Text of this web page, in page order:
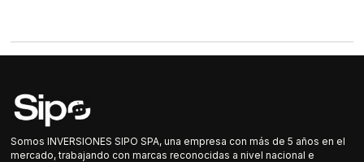
Somos INVERSIONES SIPO SPA, una empresa con más de 5 años en el
mercado, trabajando con marcas reconocidas a nivel nacional e